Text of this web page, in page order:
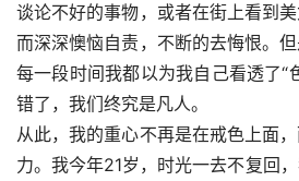
谈论不好的事物，或者在街上看到
而深深懊恼自责，不断的去悔恨。但
每一段时间我都以为我自己看透了“
错了，我们终究是凡人。
从此，我的重心不再是在戒色上面
力。我今年21岁，时光一去不复回